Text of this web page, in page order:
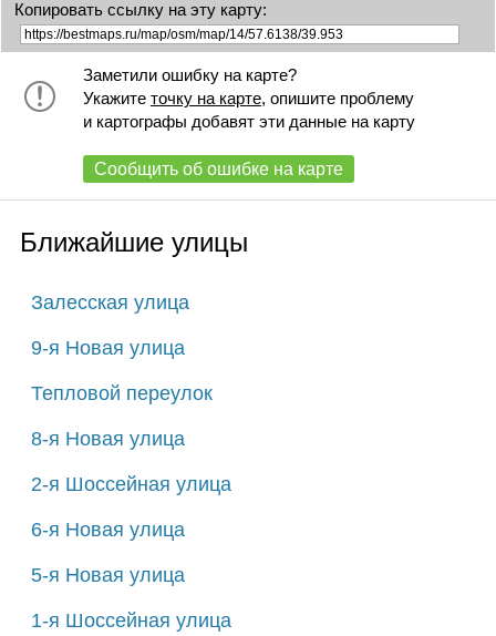
Копировать ссылку на эту карту:
Заметили ошибку на карте?
Укажите точку на карте, опишите проблему
и картографы добавят эти данные на карту
Сообщить об ошибке на карте
Ближайшие улицы
Залесская улица
9-я Новая улица
Тепловой переулок
8-я Новая улица
2-я Шоссейная улица
6-я Новая улица
5-я Новая улица
1-я Шоссейная улица